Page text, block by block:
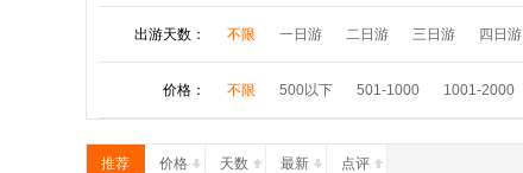
极光之旅 房产投资
出游天数： 不限 一日游 二日游 三日游 四日游
价格： 不限 500以下 501-1000 1001-2000
推荐 价格 天数 最新 点评